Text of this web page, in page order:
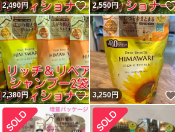
2,490円 いいね！
2,550円
2,380円 いいね！
3,250円